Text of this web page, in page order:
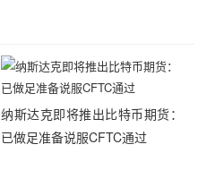
纳斯达克即将推出比特币期货：
已做足准备说服CFTC通过